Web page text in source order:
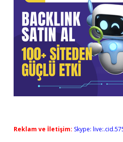
Reklam ve İletişim: Skype: